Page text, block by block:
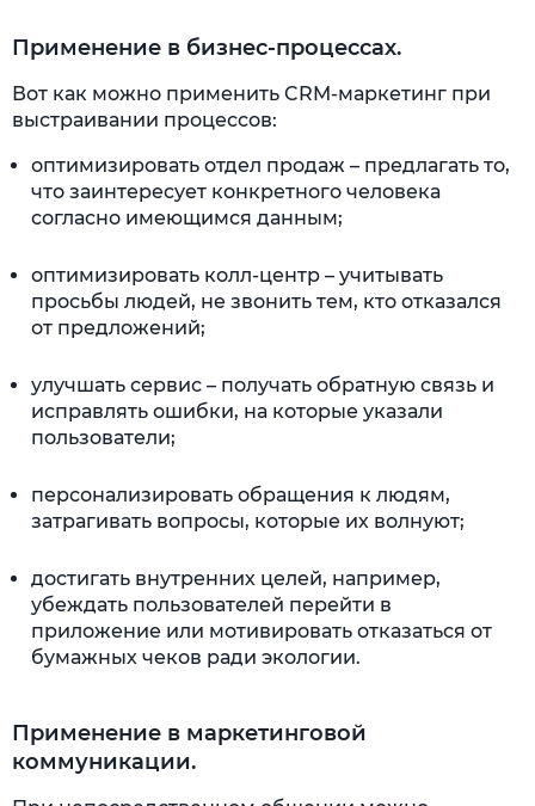
Применение в бизнес-процессах.
Вот как можно применить CRM-маркетинг при
выстраивании процессов:
оптимизировать отдел продаж – предлагать то,
что заинтересует конкретного человека
согласно имеющимся данным;
оптимизировать колл-центр – учитывать
просьбы людей, не звонить тем, кто отказался
от предложений;
улучшать сервис – получать обратную связь и
исправлять ошибки, на которые указали
пользователи;
персонализировать обращения к людям,
затрагивать вопросы, которые их волнуют;
достигать внутренних целей, например,
убеждать пользователей перейти в
приложение или мотивировать отказаться от
бумажных чеков ради экологии.
Применение в маркетинговой
коммуникации.